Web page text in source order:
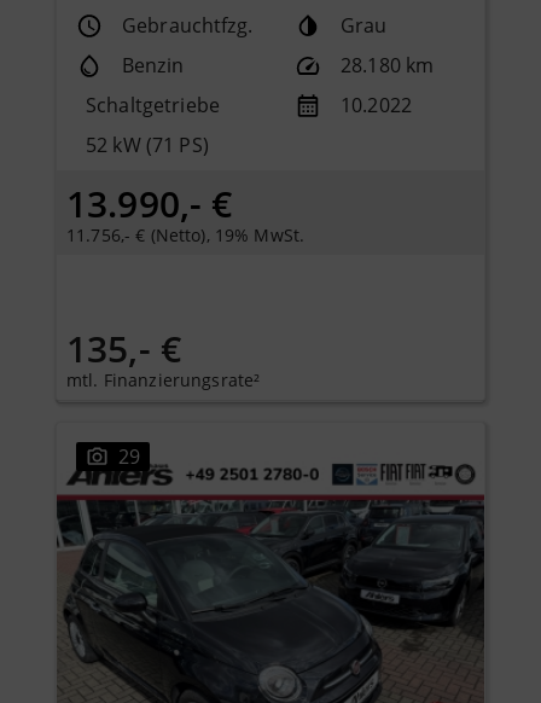
Gebrauchtfzg.
Grau
Benzin
28.180 km
Schaltgetriebe
10.2022
52 kW (71 PS)
13.990,- €
11.756,- € (Netto), 19% MwSt.
135,- €
mtl. Finanzierungsrate²
29